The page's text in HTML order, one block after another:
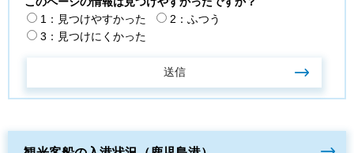
1：見つけやすかった
2：ふつう
3：見つけにくかった